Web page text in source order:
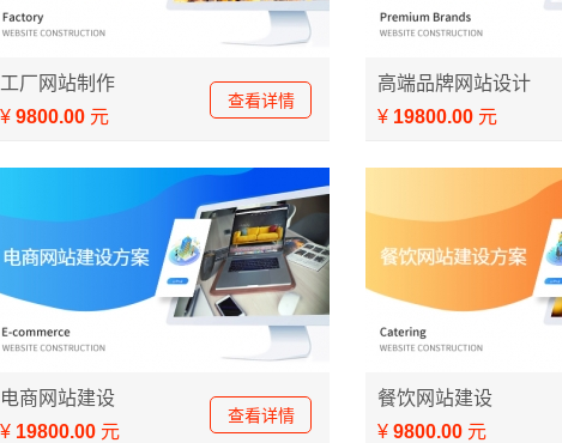
工厂网站制作方案
工厂网站制作
¥ 9800.00 元
查看详情
高端品牌网站设计方案
高端品牌网站设计
¥ 19800.00 元
电商网站建设方案
电商网站建设
¥ 19800.00 元
查看详情
餐饮网站建设方案
餐饮网站建设
¥ 9800.00 元